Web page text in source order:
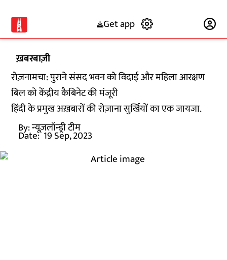
Get app
ख़बरबाज़ी
रोज़नामचा: पुराने संसद भवन को विदाई और महिला आरक्षण
बिल को केंद्रीय कैबिनेट की मंजूरी
हिंदी के प्रमुख अख़बारों की रोज़ाना सुर्खियों का एक जायजा.
By:न्यूज़लॉन्ड्री टीम
Date: 19 Sep, 2023